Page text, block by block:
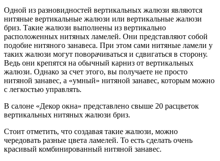
Одной из разновидностей вертикальных жалюзи являются
нитяные вертикальные жалюзи или вертикальные жалюзи
бриз. Такие жалюзи выполнены из вертикально
расположенных нитяных ламелей. Они представляют собой
подобие нитяного занавеса. При этом сами нитяные ламели у
таких жалюзи могут поворачиваться и сдвигаться в сторону.
Ведь они крепятся на обычный карниз от вертикальных
жалюзи. Однако за счет этого, вы получаете не просто
нитяной занавес, а «умный» нитяной занавес, которым можно
с легкостью управлять.
В салоне «Декор окна» представлено свыше 20 расцветок
вертикальных нитяных жалюзи бриз.
Стоит отметить, что создавая такие жалюзи, можно
чередовать разные цвета ламелей. То есть сделать очень
красивый комбинированный нитяной занавес.